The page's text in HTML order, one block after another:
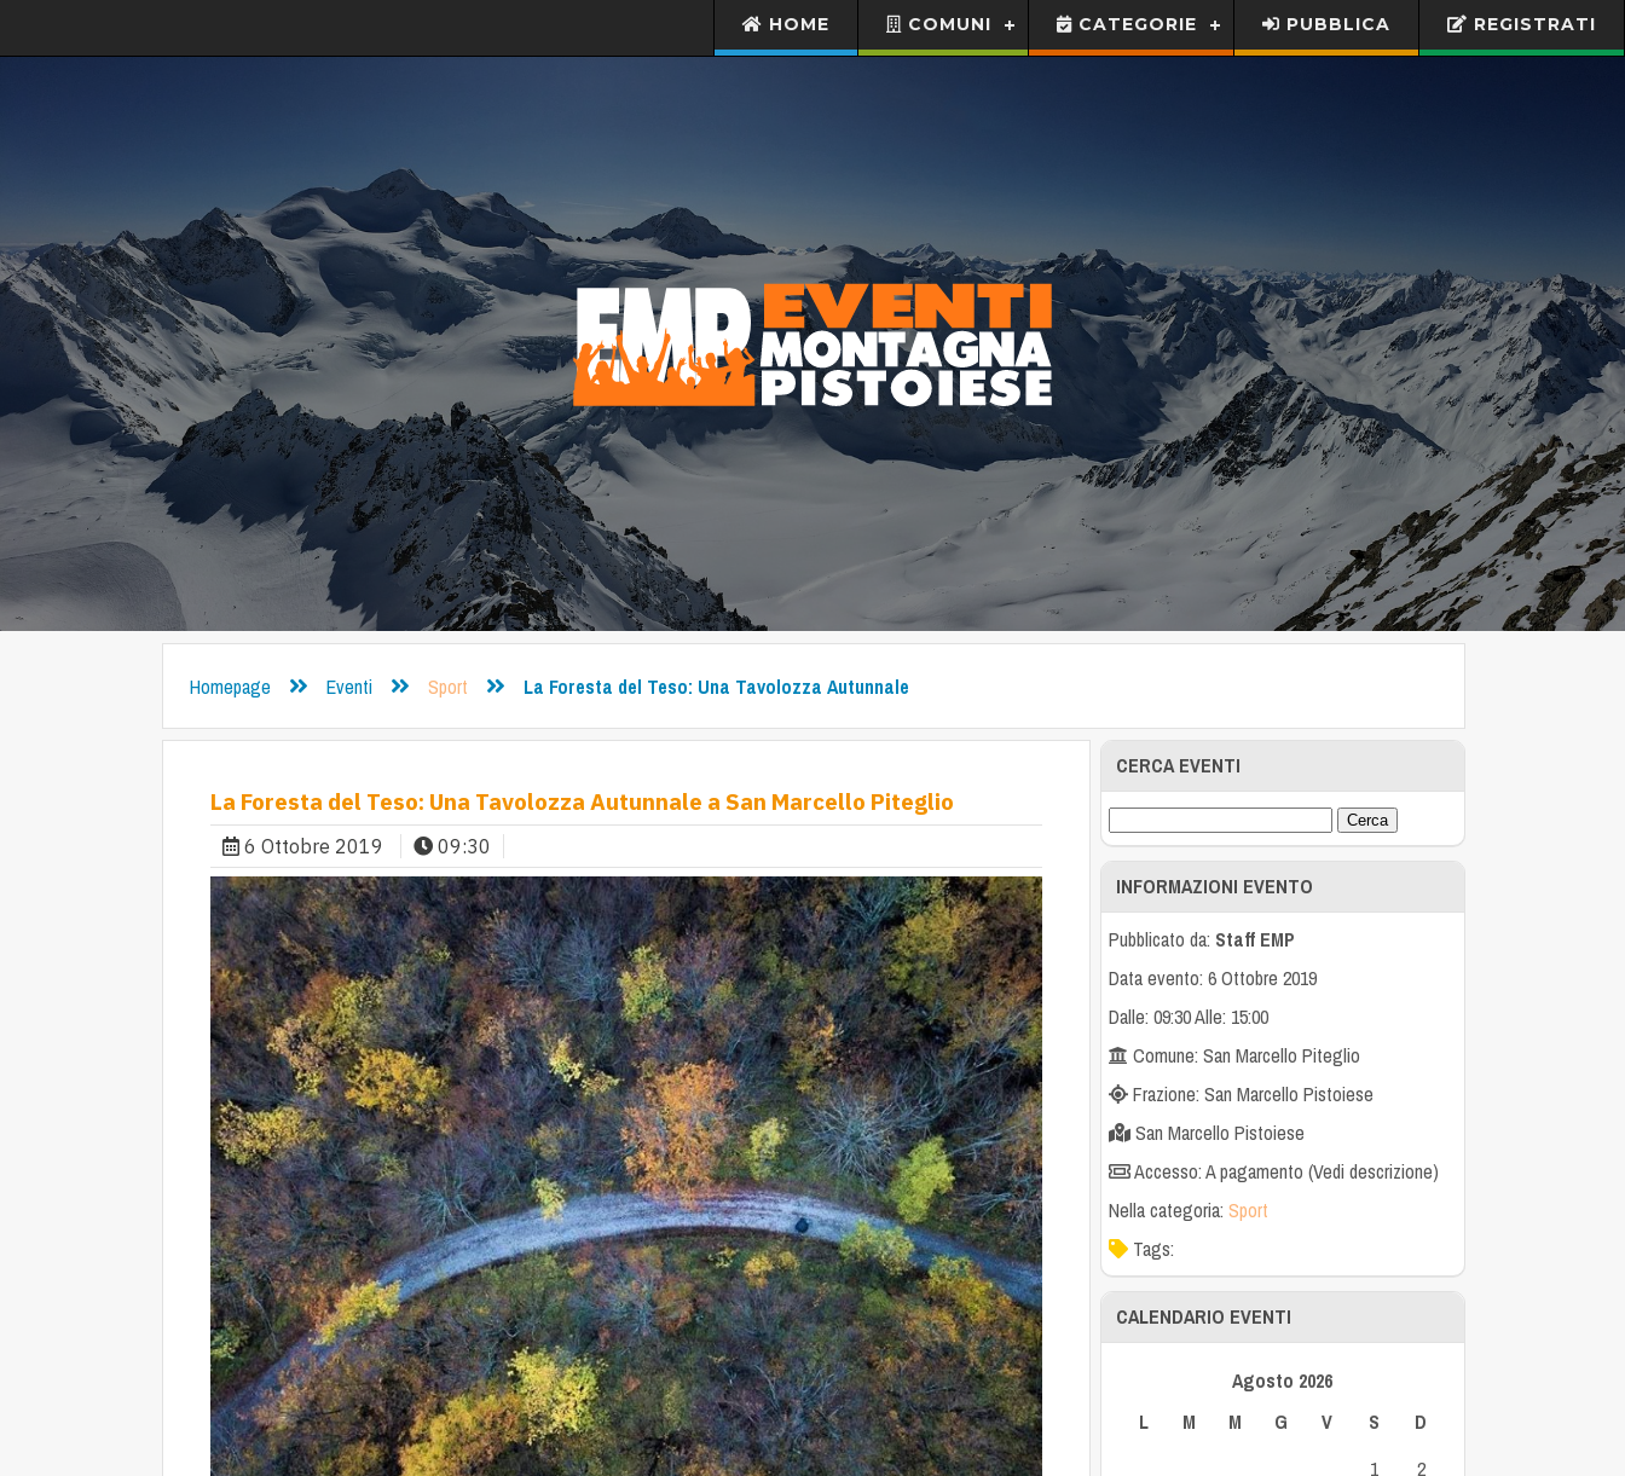
HOME COMUNI CATEGORIE PUBBLICA REGISTRATI
Homepage Eventi Sport La Foresta del Teso: Una Tavolozza Autunnale
La Foresta del Teso: Una Tavolozza Autunnale a San Marcello Piteglio
6 Ottobre 2019 09:30
CERCA EVENTI
INFORMAZIONI EVENTO
Pubblicato da: Staff EMP
Data evento: 6 Ottobre 2019
Dalle: 09:30 Alle: 15:00
Comune: San Marcello Piteglio
Frazione: San Marcello Pistoiese
San Marcello Pistoiese
Accesso: A pagamento (Vedi descrizione)
Nella categoria:Sport
Tags:
CALENDARIO EVENTI
Agosto 2026
L
M M G V S D
1
2